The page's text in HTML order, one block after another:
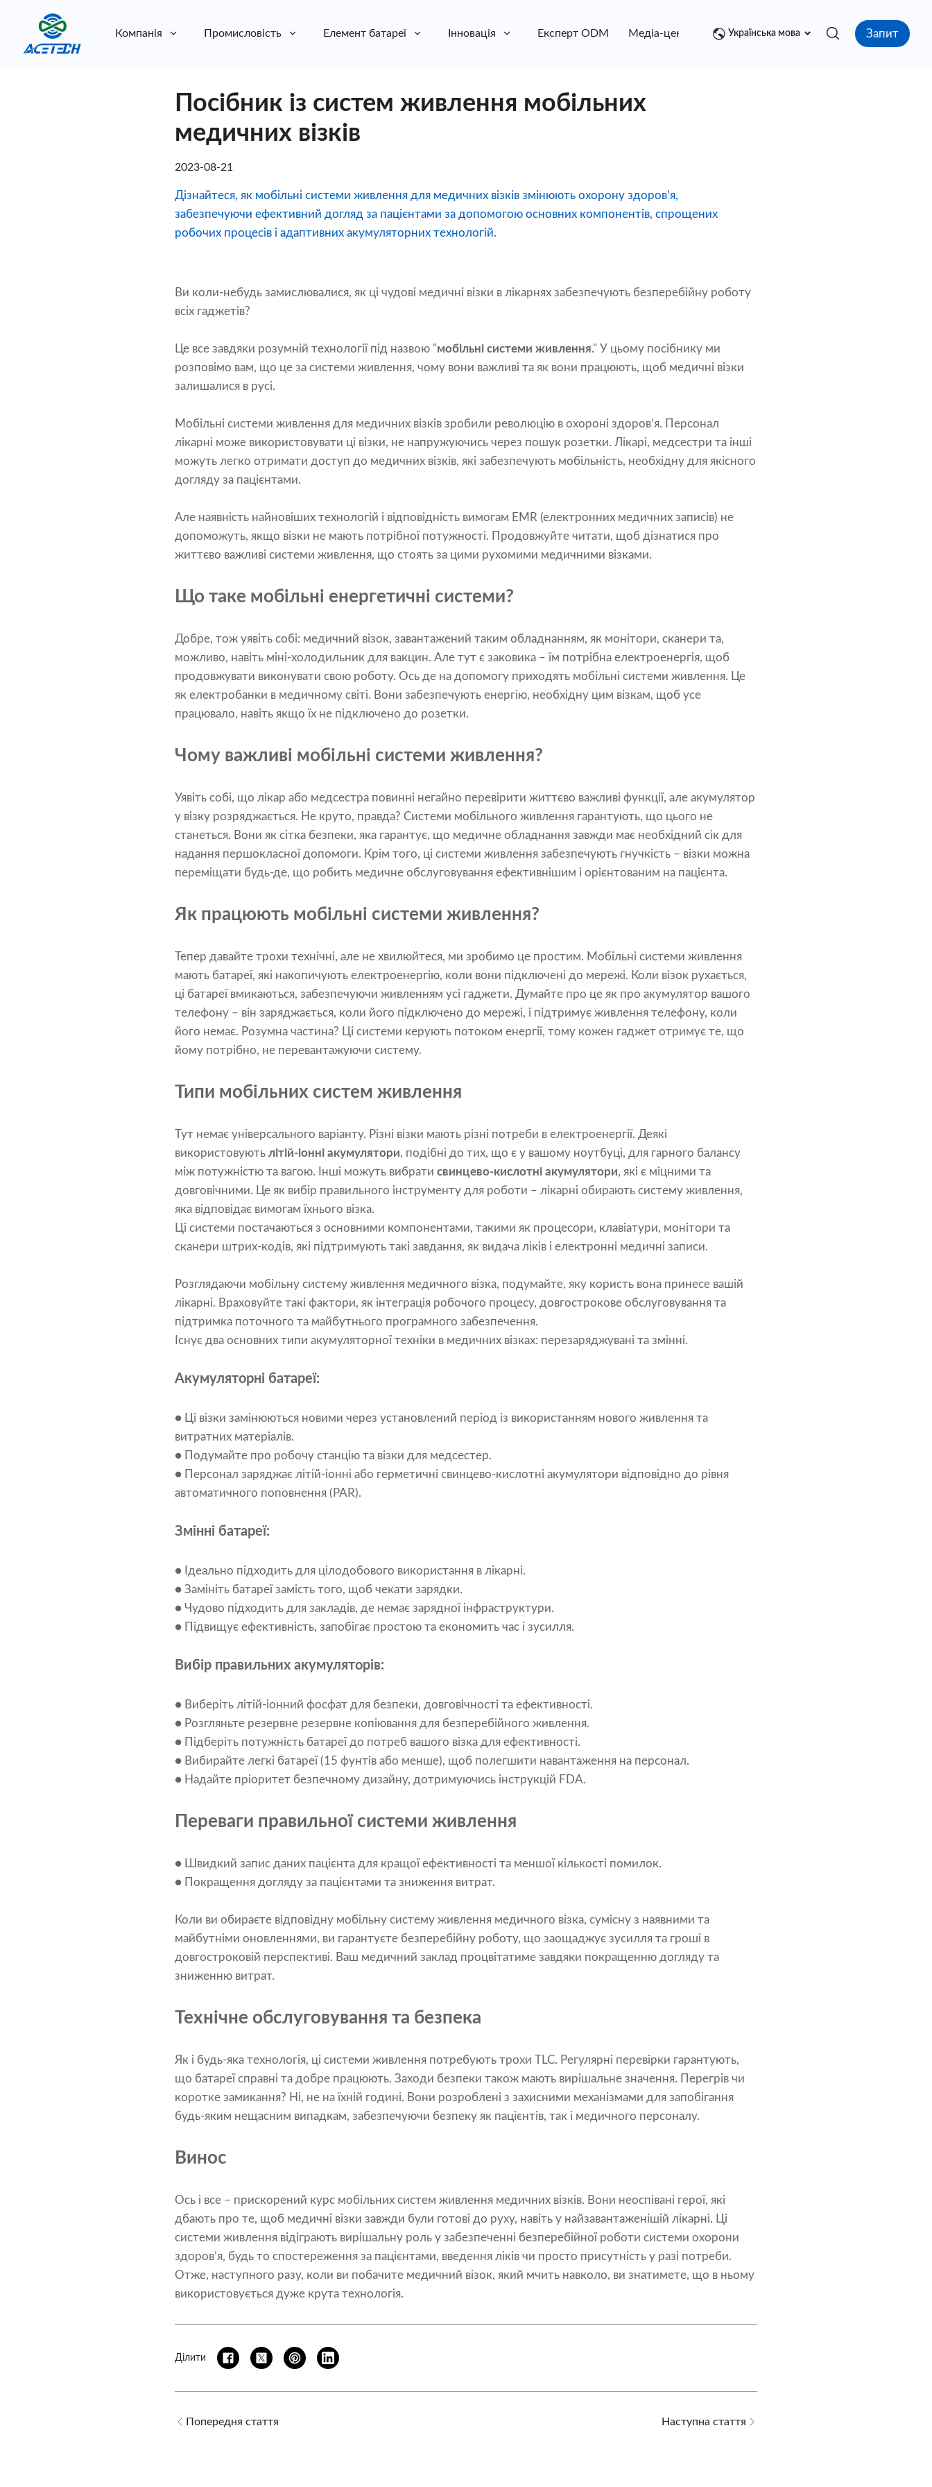
Компанія Промисловість Елемент батареї Інновація Експерт ODM Медіа-центр контакт
Українська мова Запит
Посібник із систем живлення мобільних
медичних візків
2023-08-21
Дізнайтеся, як мобільні системи живлення для медичних візків змінюють охорону здоров’я,
забезпечуючи ефективний догляд за пацієнтами за допомогою основних компонентів, спрощених
робочих процесів і адаптивних акумуляторних технологій.
Ви коли-небудь замислювалися, як ці чудові медичні візки в лікарнях забезпечують безперебійну роботу
всіх гаджетів?
Це все завдяки розумній технології під назвою "мобільні системи живлення." У цьому посібнику ми
розповімо вам, що це за системи живлення, чому вони важливі та як вони працюють, щоб медичні візки
залишалися в русі.
Мобільні системи живлення для медичних візків зробили революцію в охороні здоров’я. Персонал
лікарні може використовувати ці візки, не напружуючись через пошук розетки. Лікарі, медсестри та інші
можуть легко отримати доступ до медичних візків, які забезпечують мобільність, необхідну для якісного
догляду за пацієнтами.
Але наявність найновіших технологій і відповідність вимогам EMR (електронних медичних записів) не
допоможуть, якщо візки не мають потрібної потужності. Продовжуйте читати, щоб дізнатися про
життєво важливі системи живлення, що стоять за цими рухомими медичними візками.
Що таке мобільні енергетичні системи?
Добре, тож уявіть собі: медичний візок, завантажений таким обладнанням, як монітори, сканери та,
можливо, навіть міні-холодильник для вакцин. Але тут є заковика – їм потрібна електроенергія, щоб
продовжувати виконувати свою роботу. Ось де на допомогу приходять мобільні системи живлення. Це
як електробанки в медичному світі. Вони забезпечують енергію, необхідну цим візкам, щоб усе
працювало, навіть якщо їх не підключено до розетки.
Чому важливі мобільні системи живлення?
Уявіть собі, що лікар або медсестра повинні негайно перевірити життєво важливі функції, але акумулятор
у візку розряджається. Не круто, правда? Системи мобільного живлення гарантують, що цього не
станеться. Вони як сітка безпеки, яка гарантує, що медичне обладнання завжди має необхідний сік для
надання першокласної допомоги. Крім того, ці системи живлення забезпечують гнучкість – візки можна
переміщати будь-де, що робить медичне обслуговування ефективнішим і орієнтованим на пацієнта.
Як працюють мобільні системи живлення?
Тепер давайте трохи технічні, але не хвилюйтеся, ми зробимо це простим. Мобільні системи живлення
мають батареї, які накопичують електроенергію, коли вони підключені до мережі. Коли візок рухається,
ці батареї вмикаються, забезпечуючи живленням усі гаджети. Думайте про це як про акумулятор вашого
телефону – він заряджається, коли його підключено до мережі, і підтримує живлення телефону, коли
його немає. Розумна частина? Ці системи керують потоком енергії, тому кожен гаджет отримує те, що
йому потрібно, не перевантажуючи систему.
Типи мобільних систем живлення
Тут немає універсального варіанту. Різні візки мають різні потреби в електроенергії. Деякі
використовують літій-іонні акумулятори, подібні до тих, що є у вашому ноутбуці, для гарного балансу
між потужністю та вагою. Інші можуть вибрати свинцево-кислотні акумулятори, які є міцними та
довговічними. Це як вибір правильного інструменту для роботи – лікарні обирають систему живлення,
яка відповідає вимогам їхнього візка.
Ці системи постачаються з основними компонентами, такими як процесори, клавіатури, монітори та
сканери штрих-кодів, які підтримують такі завдання, як видача ліків і електронні медичні записи.
Розглядаючи мобільну систему живлення медичного візка, подумайте, яку користь вона принесе вашій
лікарні. Враховуйте такі фактори, як інтеграція робочого процесу, довгострокове обслуговування та
підтримка поточного та майбутнього програмного забезпечення.
Існує два основних типи акумуляторної техніки в медичних візках: перезаряджувані та змінні.
Акумуляторні батареї:
● Ці візки замінюються новими через установлений період із використанням нового живлення та
витратних матеріалів.
● Подумайте про робочу станцію та візки для медсестер.
● Персонал заряджає літій-іонні або герметичні свинцево-кислотні акумулятори відповідно до рівня
автоматичного поповнення (PAR).
Змінні батареї:
● Ідеально підходить для цілодобового використання в лікарні.
● Замініть батареї замість того, щоб чекати зарядки.
● Чудово підходить для закладів, де немає зарядної інфраструктури.
● Підвищує ефективність, запобігає простою та економить час і зусилля.
Вибір правильних акумуляторів:
● Виберіть літій-іонний фосфат для безпеки, довговічності та ефективності.
● Розгляньте резервне резервне копіювання для безперебійного живлення.
● Підберіть потужність батареї до потреб вашого візка для ефективності.
● Вибирайте легкі батареї (15 фунтів або менше), щоб полегшити навантаження на персонал.
● Надайте пріоритет безпечному дизайну, дотримуючись інструкцій FDA.
Переваги правильної системи живлення
● Швидкий запис даних пацієнта для кращої ефективності та меншої кількості помилок.
● Покращення догляду за пацієнтами та зниження витрат.
Коли ви обираєте відповідну мобільну систему живлення медичного візка, сумісну з наявними та
майбутніми оновленнями, ви гарантуєте безперебійну роботу, що заощаджує зусилля та гроші в
довгостроковій перспективі. Ваш медичний заклад процвітатиме завдяки покращенню догляду та
зниженню витрат.
Технічне обслуговування та безпека
Як і будь-яка технологія, ці системи живлення потребують трохи TLC. Регулярні перевірки гарантують,
що батареї справні та добре працюють. Заходи безпеки також мають вирішальне значення. Перегрів чи
коротке замикання? Ні, не на їхній годині. Вони розроблені з захисними механізмами для запобігання
будь-яким нещасним випадкам, забезпечуючи безпеку як пацієнтів, так і медичного персоналу.
Винос
Ось і все – прискорений курс мобільних систем живлення медичних візків. Вони неоспівані герої, які
дбають про те, щоб медичні візки завжди були готові до руху, навіть у найзавантаженішій лікарні. Ці
системи живлення відіграють вирішальну роль у забезпеченні безперебійної роботи системи охорони
здоров’я, будь то спостереження за пацієнтами, введення ліків чи просто присутність у разі потреби.
Отже, наступного разу, коли ви побачите медичний візок, який мчить навколо, ви знатимете, що в ньому
використовується дуже крута технологія.
Ділити
Попередня стаття Наступна стаття